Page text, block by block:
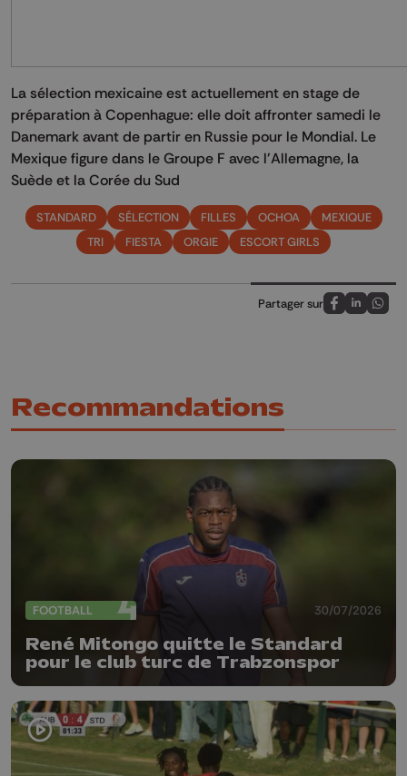
La sélection mexicaine est actuellement en stage de
préparation à Copenhague: elle doit affronter samedi le
Danemark avant de partir en Russie pour le Mondial. Le
Mexique figure dans le Groupe F avec l'Allemagne, la
Suède et la Corée du Sud
STANDARD SÉLECTION FILLES OCHOA
MEXIQUE
TRI
FIESTA ORGIE ESCORT GIRLS
Partager sur
Partagez sur
Partagez
Recommandations
FOOTBALL 30/07/2026
René Mitongo quitte le Standard
pour le club turc de Trabzonspor